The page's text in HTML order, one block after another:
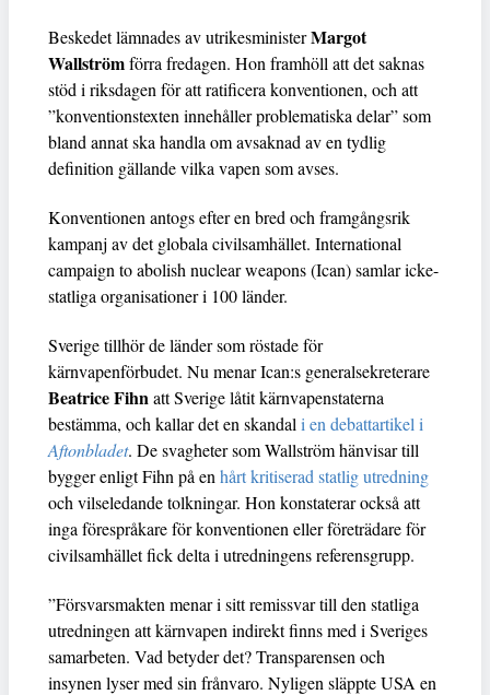
Beskedet lämnades av utrikesministerMargot
Wallströmförra fredagen. Hon framhöll att det saknas
stöd i riksdagen för att ratificera konventionen, och att
”konventionstexten innehåller problematiska delar” som
bland annat ska handla om avsaknad av en tydlig
definition gällande vilka vapen som avses.
Konventionen antogs efter en bred och framgångsrik
kampanj av det globala civilsamhället. International
campaign to abolish nuclear weapons (Ican) samlar icke-
statliga organisationer i 100 länder.
Sverige tillhör de länder som röstade för
kärnvapenförbudet. Nu menar Ican:s generalsekreterare
Beatrice Fihnatt Sverige låtit kärnvapenstaterna
bestämma, och kallar det en skandal i en debattartikel i
Aftonbladet. De svagheter som Wallström hänvisar till
bygger enligt Fihn på en hårt kritiserad statlig utredning
och vilseledande tolkningar. Hon konstaterar också att
inga förespråkare för konventionen eller företrädare för
civilsamhället fick delta i utredningens referensgrupp.
”Försvarsmakten menar i sitt remissvar till den statliga
utredningen att kärnvapen indirekt finns med i Sveriges
samarbeten. Vad betyder det? Transparensen och
insynen lyser med sin frånvaro. Nyligen släppte USA en